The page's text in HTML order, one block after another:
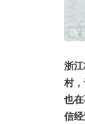
浙
村
也
信